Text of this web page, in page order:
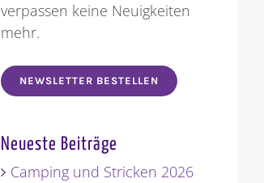
verpassen keine Neuigkeiten
mehr.
NEWSLETTER BESTELLEN
Neueste Beiträge
Camping und Stricken 2026